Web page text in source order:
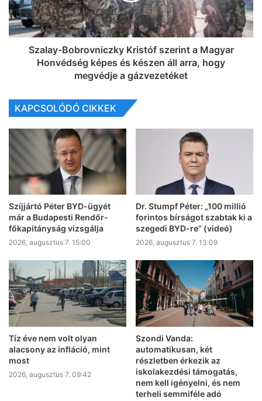
Szalay-Bobrovniczky Kristóf szerint a Magyar
Honvédség képes és készen áll arra, hogy
megvédje a gázvezetéket
KAPCSOLÓDÓ CIKKEK
Szíjjártó Péter BYD-ügyét
már a Budapesti Rendőr-
főkapitányság vizsgálja
2026, augusztus 7. 15:00
Dr. Stumpf Péter: „100 millió
forintos bírságot szabtak ki a
szegedi BYD-re” (videó)
2026, augusztus 7. 13:09
Tíz éve nem volt olyan
alacsony az infláció, mint
most
2026, augusztus 7. 09:42
Szondi Vanda:
automatikusan, két
részletben érkezik az
iskolakezdési támogatás,
nem kell igényelni, és nem
terheli semmiféle adó